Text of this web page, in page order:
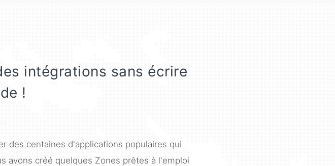
intégrations sans écrire
!
des centaines d'applications populaires qui
avons créé quelques Zones prêtes à l'emploi